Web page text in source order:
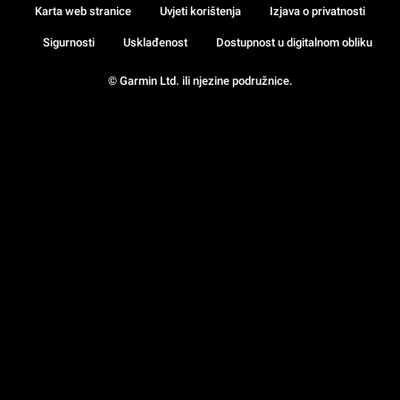
© Garmin Ltd. ili njezine podružnice.
Karta web stranice Uvjeti korištenja Izjava o privatnosti
Sigurnosti Usklađenost Dostupnost u digitalnom obliku